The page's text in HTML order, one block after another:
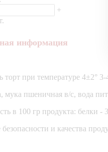
+
информация
торт при температуре 4±2°
мука пшеничная в/с, вода
в 100 гр продукта: белки -
и качества